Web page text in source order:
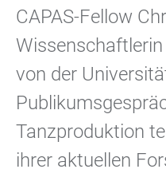
CAPAS-Fellow
von der
Tanzproduktion
ihrer aktuellen